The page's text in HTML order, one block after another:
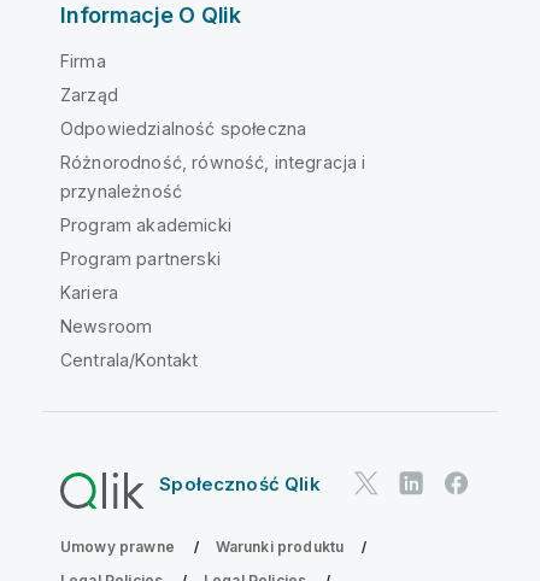
Informacje O Qlik
Firma
Zarząd
Odpowiedzialność społeczna
Różnorodność, równość, integracja i
przynależność
Program akademicki
Program partnerski
Kariera
Newsroom
Centrala/Kontakt
Społeczność Qlik
Umowy prawne
Warunki produktu